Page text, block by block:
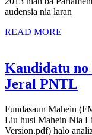
audensia nia laran
READ MORE
Kandidatu no
Jeral PNTL
Fundasaun Mahein
Liu husi Mahein Nia
Version.pdf) halo